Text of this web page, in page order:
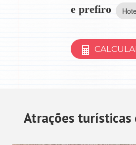
e prefiro
Atrações turísticas